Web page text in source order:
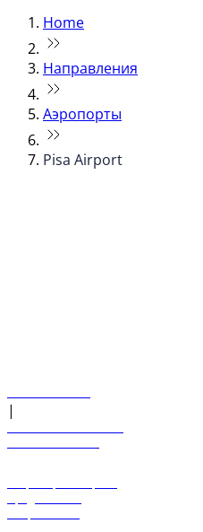
Home
Направления
Аэропорты
Pisa Airport
|